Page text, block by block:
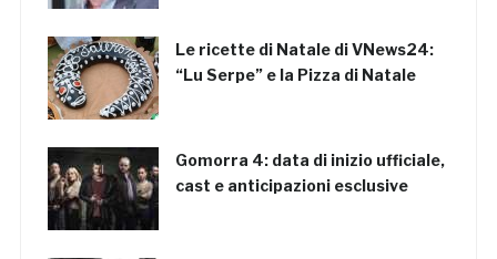
Le ricette di Natale di VNews24:
“Lu Serpe” e la Pizza di Natale
Gomorra 4: data di inizio ufficiale,
cast e anticipazioni esclusive